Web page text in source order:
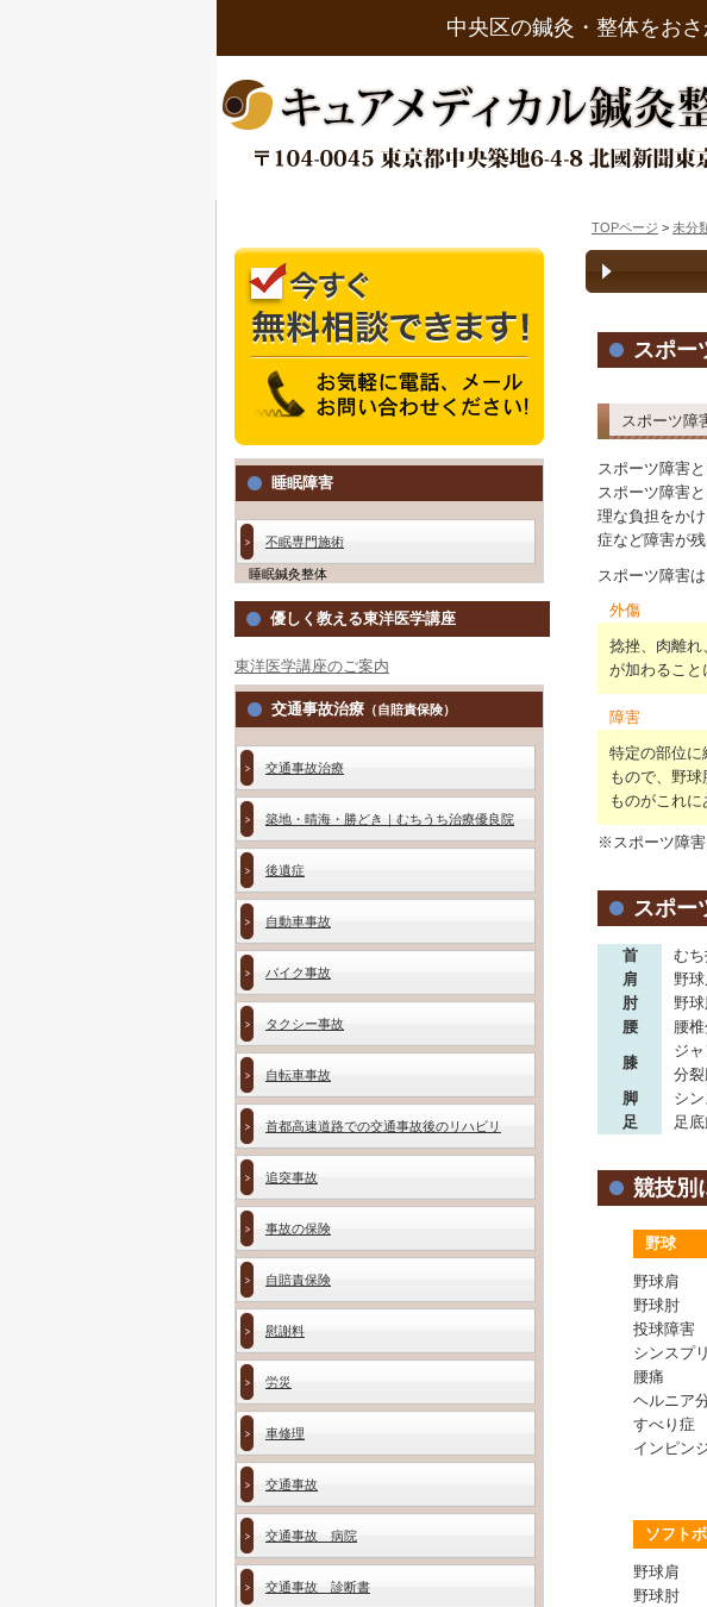
中央区の鍼灸・整体をお
TOPページ > 未分
スポー
スポーツ障
スポーツ障害
スポーツ障害
理な負担をか
症など障害が
スポーツ障害
外傷
捻挫、肉離れ
が加わること
障害
特定の部位に
もので、野
ものがこれに
※スポーツ障
スポー
首
む
肩
野
肘
野
腰
腰
膝
ジ
分
脚
シ
足
足
競技別
野球
野球肩
野球肘
投球障害
シンスプ
腰痛
ヘルニア
すべり症
インピン
ソフト
野球肩
野球肘
睡眠障害
不眠専門施術
睡眠鍼灸整体
優しく教える東洋医学講座
東洋医学講座のご案内
交通事故治療 （自賠責保険）
交通事故治療
築地・晴海・勝どき｜むちうち治療優良院
後遺症
自動車事故
バイク事故
タクシー事故
自転車事故
首都高速道路での交通事故後のリハビリ
追突事故
事故の保険
自賠責保険
慰謝料
労災
車修理
交通事故
交通事故 病院
交通事故 診断書